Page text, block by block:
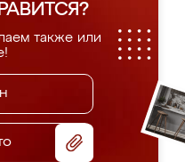
также или